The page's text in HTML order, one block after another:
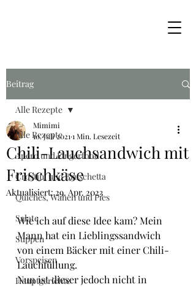
Beitrag
Alle Rezepte
Apéro und Fingerfood
Crostini und Bruschetta
Quiches, Wähen und Pies
Salate
Suppen
Vorspeisen
Hauptgerichte
Alle Rezepte
Chili-Lauchsandwich mit
Frischkäse
Mimimi
10. Juli 2021 1 Min. Lesezeit
Aktualisiert:29. Apr. 2023
Wie ich auf diese Idee kam? Mein
Mann hat ein Lieblingssandwich
von einem Bäcker mit einer Chili-
Lauchfüllung.
Nun ist dieser jedoch nicht in